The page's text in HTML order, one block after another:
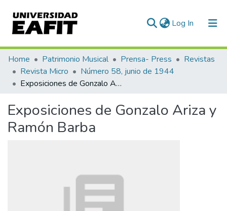
Log In (current)
Communities & Collections
All of DSpace
Home Patrimonio Musical Prensa- Press
Revistas
Revista Micro
Número 58, junio de 1944
Exposiciones de Gonzalo Ariza y Ramón Barba
Exposiciones de Gonzalo Ariza y
Ramón Barba